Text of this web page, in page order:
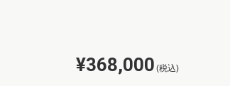
¥368,000 (税込)